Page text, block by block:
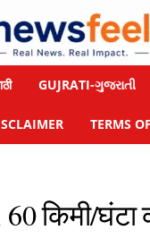
GUJRATI-ગુજરાતી
TERMS
किमी/घंटा